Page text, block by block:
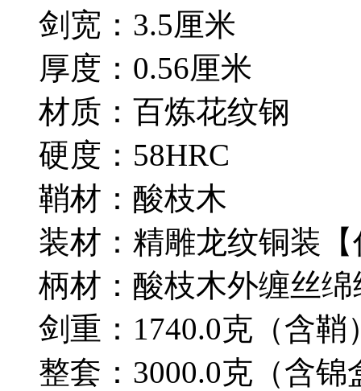
剑宽：3.5厘米
厚度：0.56厘米
材质：百炼花纹钢
硬度：58HRC
鞘材：酸枝木
装材：精雕龙纹铜装
柄材：酸枝木外缠丝
剑重：1740.0克（含鞘
整套：3000.0克（含锦